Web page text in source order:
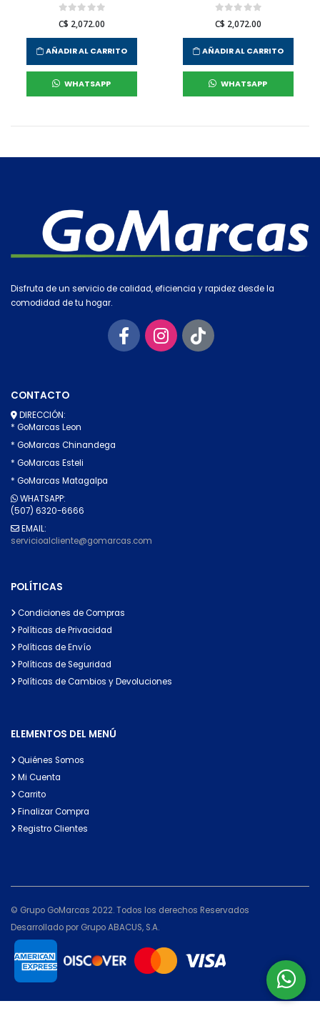
C$ 2,072.00
AÑADIR AL CARRITO
WHATSAPP
C$ 2,072.00
AÑADIR AL CARRITO
WHATSAPP
Disfruta de un servicio de calidad, eficiencia y rapidez desde la
comodidad de tu hogar.
CONTACTO
DIRECCIÓN:
* GoMarcas Leon
* GoMarcas Chinandega
* GoMarcas Esteli
* GoMarcas Matagalpa
WHATSAPP:
(507) 6320-6666
EMAIL:
servicioalcliente@gomarcas.com
POLÍTICAS
Condiciones de Compras
Políticas de Privacidad
Políticas de Envío
Políticas de Seguridad
Políticas de Cambios y Devoluciones
ELEMENTOS DEL MENÚ
Quiénes Somos
Mi Cuenta
Carrito
Finalizar Compra
Registro Clientes
© Grupo GoMarcas 2022. Todos los derechos Reservados
Desarrollado por Grupo ABACUS, S.A.